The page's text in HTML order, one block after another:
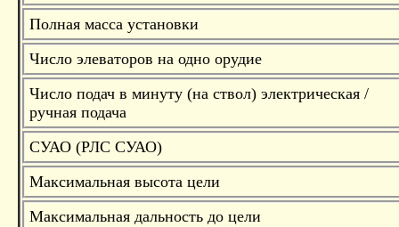
Полная масса установки
Число элеваторов на одно орудие
Число подач в минуту (на ствол) электрическая /
ручная подача
СУАО (РЛС СУАО)
Максимальная высота цели
Максимальная дальность до цели